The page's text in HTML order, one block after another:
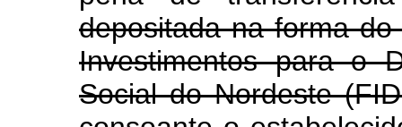
depositada na forma
Investimentos para o
Social do Nordeste